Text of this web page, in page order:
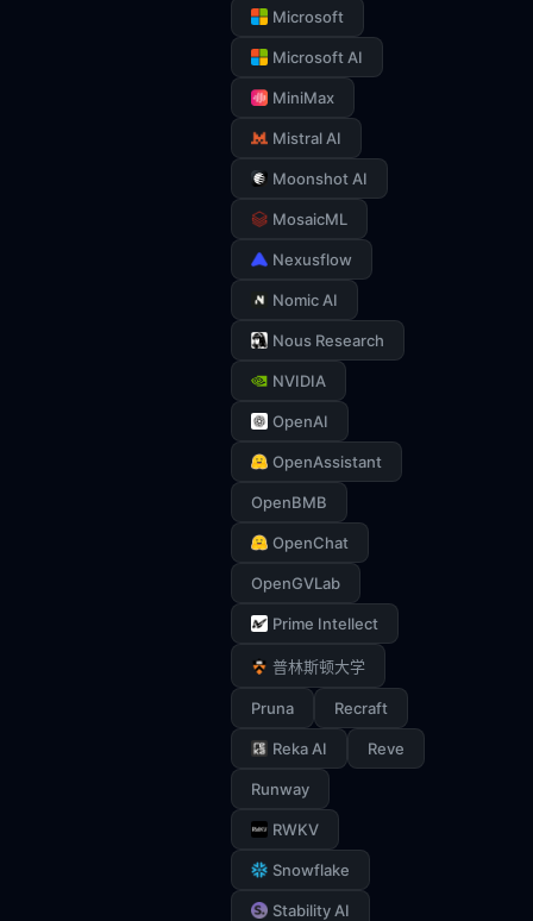
Microsoft
Microsoft AI
MiniMax
Mistral AI
Moonshot AI
MosaicML
Nexusflow
Nomic AI
Nous Research
NVIDIA
OpenAI
OpenAssistant
OpenBMB
OpenChat
OpenGVLab
Prime Intellect
普林斯顿大学
Pruna Recraft
Reka AI Reve
Runway
RWKV
Snowflake
Stability AI